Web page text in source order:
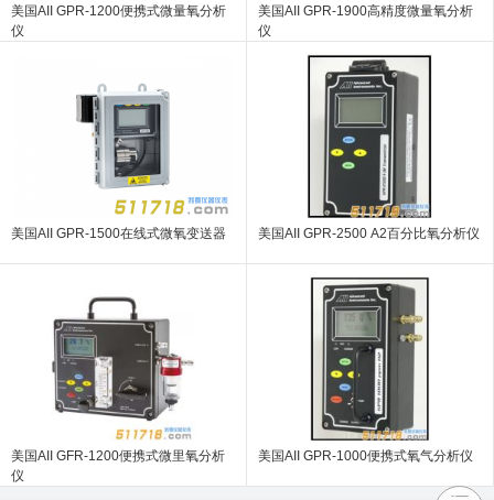
美国AII GPR-1200便携式微量氧分析
仪
美国AII GPR-1900高精度微量氧分析
仪
美国AII GPR-1500在线式微氧变送器 美国AII GPR-2500 A2百分比氧分析仪
美国AII GFR-1200便携式微里氧分析
仪
美国AII GPR-1000便携式氧气分析仪